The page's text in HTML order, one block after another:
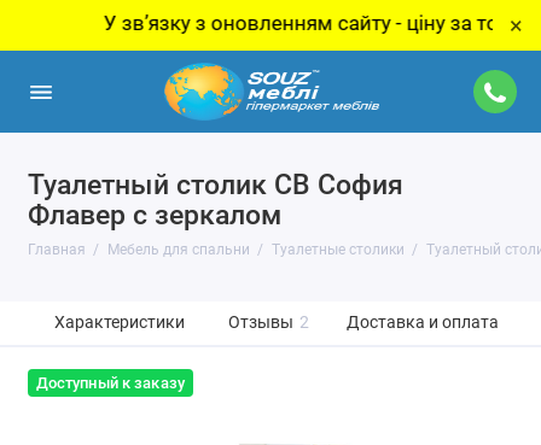
У звʼязку з оновленням сайту - ціну за товар ×
Туалетный столик СВ София
Флавер с зеркалом
Главная Мебель для спальни Туалетные столики Туалетный
Характеристики Отзывы 2 Доставка и оплата
Доступный к заказу